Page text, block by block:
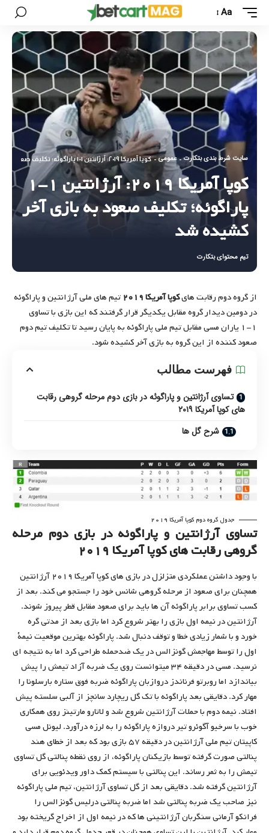
Aa
سایت شرط بندی بتکارت - عمومی - کوپا آمریکا ۲۰۱۹: آرژانتین ۱-۱ پاراگوئه؛ تکلیف صعود به بازی آخر کشیده شد
کوپا آمریکا ۲۰۱۹: آرژانتین ۱-۱
پاراگوئه؛ تکلیف صعود به بازی آخر
کشیده شد
تیم محتوای بتکارت
از گروه دوم رقابت هایکوپا آمریکا ۲۰۱۹
تیم های ملی آرژانتین و پاراگوئه
در دومین دیدار گروه مقابل یکدیگر قرار گرفتند که این بازی با تساوی
۱-۱ یاران مسی مقابل تیم ملی پاراگوئه به پایان رسید تا تکلیف تیم دوم
صعود کننده از این گروه به بازی آخر کشیده شود.
فهرست مطالب
تساوی آرژانتین و پاراگوئه در بازی دوم مرحله گروهی رقابت
های کوپا آمریکا ۲۰۱۹
شرح گل ها
جدول گروه دوم کوپا آمریکا ۲۰۱۹
تساوی آرژانتین و پاراگوئه در بازی دوم مرحله
گروهی رقابت های کوپا آمریکا ۲۰۱۹
با وجود داشتن عملکردی متزلزل در بازی های کوپا آمریکا ۲۰۱۹ آرژانتین
همچنان برای صعود از مرحله گروهی شانس خود را جستجو می کند. بعد از
کسب تساوی برابر پاراگوئه آن ها باید برای صعود مقابل قطر پیروز شوند.
آرژانتین در نیمه اول بازی را بهتر شروع کرد اما بازی بعد از مدتی گره
خورد و با شمار زیادی خطا و توقف دنبال شد. پاراگوئه بهترین موقعیت نیمۀ
اول را توسط مهاجمش گونزالس در یک ضدحمله طراحی کرد اما به نتیجه ای
نرسید. مسی در دقیقه ۳۴ میتوانست روی یک ضربه آزاد تیمش را پیش
بیاندازد اما روبرتو فرناندز دروازبان پاراگوئه ضربه فوق ستاره بارسلونا را
مهار کرد. دقایقی بعد پاراگوئه با تک گل ریچارد سانچز از آلبی سلسته پیش
افتاد. نیمه دوم با حملات آرژانتین شروع شد و لاتارو مارتینز روی همکاری
خوب با سرخیو آگوئرو تیر دروازه پاراگوئه را به لرزه درآورد. لیونل مسی
کاپیتان تیم ملی آرژانتین در دقیقه ۵۷ بازی بود که بعد از خطای هند
پنالتی صورت گرفته توسط بازیکنان پاراگوئه، از روی نقطه پنالتی گل تساوی
تیمش را به ثمر رساند. این پنالتی با سیستم کمک داور ویدئویی برای
آرژانتین گرفته شد. دقایقی بعد از گل تساوی آرژانتین، تیم ملی پاراگوئه
نیز صاحب یک ضربه پنالتی شد اما ضربه پنالتی درلیس گونزالس را
فرانکو آرمانی سنگربان آرژانتینی ها که در نیمه اول از اخراج گریخته بود